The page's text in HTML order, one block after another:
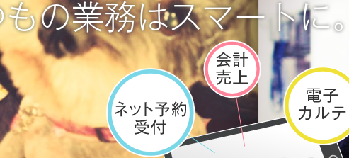
の業務はスマートに。